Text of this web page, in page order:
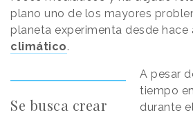
plano uno de los mayores
planeta experimenta desde hace
climático.
Se busca crear
A pesar
tiempo
durante